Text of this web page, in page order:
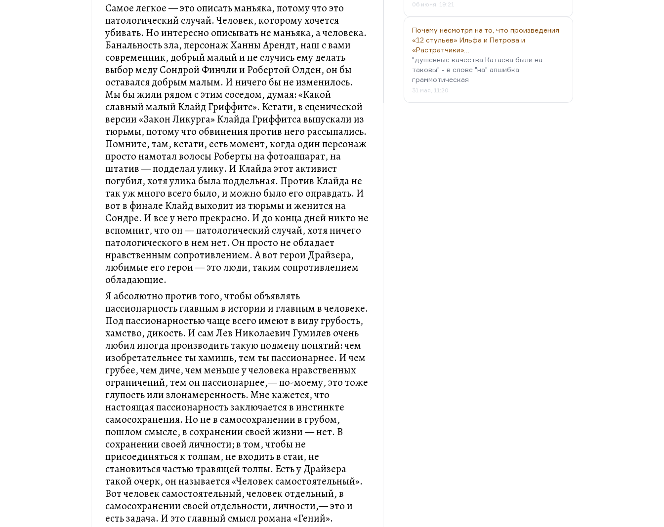
Самое легкое — это описать маньяка, потому что это
патологический случай. Человек, которому хочется
убивать. Но интересно описывать не маньяка, а человека.
Банальность зла, персонаж Ханны Арендт, наш с вами
современник, добрый малый и не случись ему делать
выбор меду Сондрой Финчли и Робертой Олден, он бы
оставался добрым малым. И ничего бы не изменилось.
Мы бы жили рядом с этим соседом, думая: «Какой
славный малый Клайд Гриффитс». Кстати, в сценической
версии «Закон Ликурга» Клайда Гриффитса выпускали из
тюрьмы, потому что обвинения против него рассыпались.
Помните, там, кстати, есть момент, когда один персонаж
просто намотал волосы Роберты на фотоаппарат, на
штатив — подделал улику. И Клайда этот активист
погубил, хотя улика была поддельная. Против Клайда не
так уж много всего было, и можно было его оправдать. И
вот в финале Клайд выходит из тюрьмы и женится на
Сондре. И все у него прекрасно. И до конца дней никто не
вспомнит, что он — патологический случай, хотя ничего
патологического в нем нет. Он просто не обладает
нравственным сопротивлением. А вот герои Драйзера,
любимые его герои — это люди, таким сопротивлением
обладающие.
Я абсолютно против того, чтобы объявлять
пассионарность главным в истории и главным в человеке.
Под пассионарностью чаще всего имеют в виду грубость,
хамство, дикость. И сам Лев Николаевич Гумилев очень
любил иногда производить такую подмену понятий: чем
изобретательнее ты хамишь, тем ты пассионарнее. И чем
грубее, чем диче, чем меньше у человека нравственных
ограничений, тем он пассионарнее,— по-моему, это тоже
глупость или злонамеренность. Мне кажется, что
настоящая пассионарность заключается в инстинкте
самосохранения. Но не в самосохранении в грубом,
пошлом смысле, в сохранении своей жизни — нет. В
сохранении своей личности; в том, чтобы не
присоединяться к толпам, не входить в стаи, не
становиться частью травящей толпы. Есть у Драйзера
такой очерк, он называется «Человек самостоятельный».
Вот человек самостоятельный, человек отдельный, в
самосохранении своей отдельности, личности,— это и
есть задача. И это главный смысл романа «Гений».
06 июня, 19:21
Почему несмотря на то, что произведения
«12 стульев» Ильфа и Петрова и
«Растратчики»…
"душевные качества Катаева были на
таковы" - в слове "на" апшибка
граммотическая
31 мая, 11:20